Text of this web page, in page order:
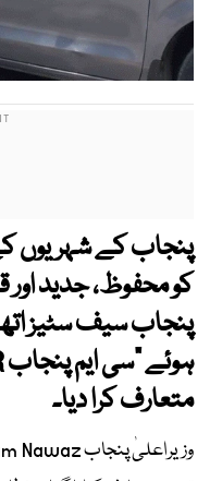
پنجاب کے شہریوں
کو محفوظ، جدید اور
پنجاب سیف سٹیز
متعارف کرا دیا۔